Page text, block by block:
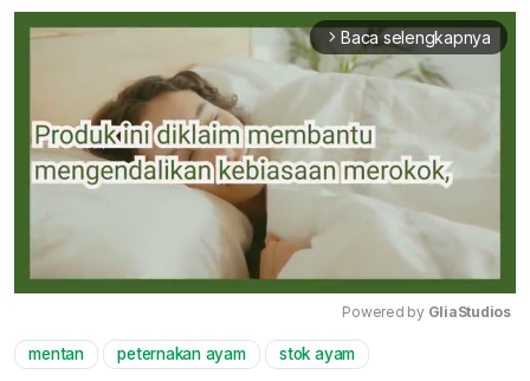
arrow_forward_ios Baca selengkapnya
Powered by GliaStudios
mentan peternakan ayam stok ayam